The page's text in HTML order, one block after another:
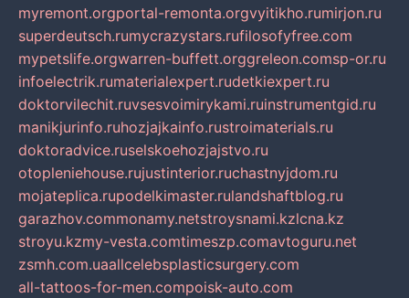
myremont.orgportal-remonta.orgvyitikho.rumirjon.ru
superdeutsch.rumycrazystars.rufilosofyfree.com
mypetslife.orgwarren-buffett.orggreleon.comsp-or.ru
infoelectrik.rumaterialexpert.rudetkiexpert.ru
doktorvilechit.ruvsesvoimirykami.ruinstrumentgid.ru
manikjurinfo.ruhozjajkainfo.rustroimaterials.ru
doktoradvice.ruselskoehozjajstvo.ru
otopleniehouse.rujustinterior.ruchastnyjdom.ru
mojateplica.rupodelkimaster.rulandshaftblog.ru
garazhov.commonamy.netstroysnami.kzlcna.kz
stroyu.kzmy-vesta.comtimeszp.comavtoguru.net
zsmh.com.uaallcelebsplasticsurgery.com
all-tattoos-for-men.compoisk-auto.com